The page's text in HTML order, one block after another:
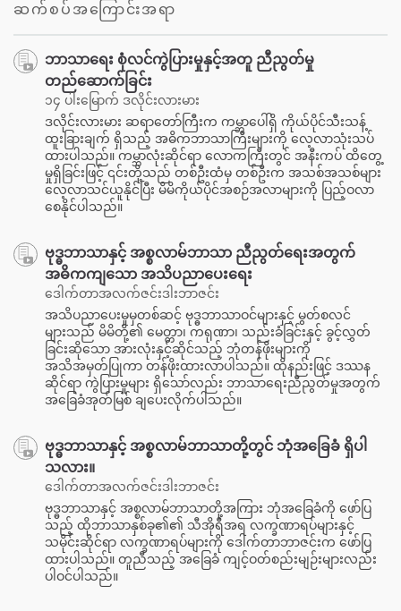
ဆက်စပ်အကြောင်းအရာ
ဘာသာရေး စုံလင်ကွဲပြားမှုနှင့်အတူ ညီညွတ်မှု
တည်ဆောက်ခြင်း
၁၄ ပါးမြောက် ဒလိုင်းလားမား
ဒလိုင်းလားမား ဆရာတော်ကြီးက ကမ္ဘာပေါ်ရှိ ကိုယ်ပိုင်သီးသန့်
ထူးခြားချက် ရှိသည့် အဓိကဘာသာကြီးများကို လေ့လာသုံးသပ်
ထားပါသည်။ ကမ္ဘာလုံးဆိုင်ရာ လောကကြီးတွင် အနီးကပ် ထိတွေ့
မှုရှိခြင်းဖြင့် ၎င်းတို့သည် တစ်ဦးထံမှ တစ်ဦးက အသစ်အသစ်များ
လေ့လာသင်ယူနိုင်ပြီး မိမိကိုယ်ပိုင်အစဉ်အလာများကို ပြည့်ဝလာ
စေနိုင်ပါသည်။
ဗုဒ္ဓဘာသာနှင့် အစ္စလာမ်ဘာသာ ညီညွတ်ရေးအတွက်
အဓိကကျသော အသိပညာပေးရေး
ဒေါက်တာအလက်ဇင်းဒါးဘာဇင်း
အသိပညာပေးမှုမှတစ်ဆင့် ဗုဒ္ဓဘာသာဝင်များနှင့် မွတ်စလင်
များသည် မိမိတို့၏ မေတ္တာ၊ ကရုဏာ၊ သည်းခံခြင်းနှင့် ခွင့်လွှတ်
ခြင်းဆိုသော အားလုံးနှင့်ဆိုင်သည့် ဘုံတန်ဖိုးများကို
အသိအမှတ်ပြုကာ တန်ဖိုးထားလာပါသည်။ ထိုနည်းဖြင့် ဒဿန
ဆိုင်ရာ ကွဲပြားမှုများ ရှိသော်လည်း ဘာသာရေးညီညွတ်မှုအတွက်
အခြေခံအုတ်မြစ် ချပေးလိုက်ပါသည်။
ဗုဒ္ဓဘာသာနှင့် အစ္စလာမ်ဘာသာတို့တွင် ဘုံအခြေခံ ရှိပါ
သလား။
ဒေါက်တာအလက်ဇင်းဒါးဘာဇင်း
ဗုဒ္ဓဘာသာနှင့် အစ္စလာမ်ဘာသာတို့အကြား ဘုံအခြေခံကို ဖော်ပြ
သည့် ထိုဘာသာနှစ်ခု၏၏ သီအိုရီအရ လက္ခဏာရပ်များနှင့်
သမိုင်းဆိုင်ရာ လက္ခဏာရပ်များကို ဒေါက်တာဘာဇင်းက ဖော်ပြ
ထားပါသည်။ တူညီသည့် အခြေခံ ကျင့်ဝတ်စည်းမျဉ်းများလည်း
ပါဝင်ပါသည်။